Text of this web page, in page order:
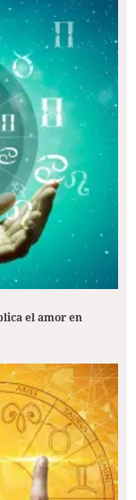
el amor en